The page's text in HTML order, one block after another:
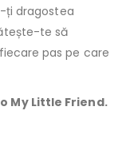
ți dragostea
te să
pas pe care
My Little Friend.